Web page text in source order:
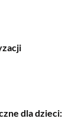
dla dzieci: